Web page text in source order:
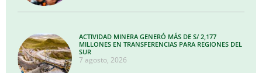
ACTIVIDAD MINERA GENERÓ MÁS DE S/ 2,177
MILLONES EN TRANSFERENCIAS PARA REGIONES DEL
SUR
7 agosto, 2026